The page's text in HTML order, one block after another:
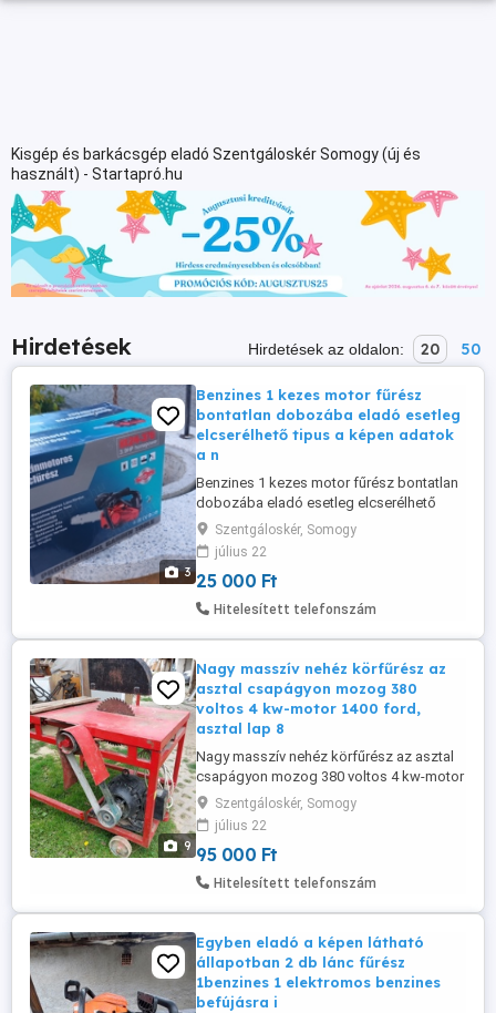
Kisgép és barkácsgép eladó Szentgáloskér Somogy (új és
használt) - Startapró.hu
Hirdetések Hirdetések az oldalon: 20 50
3
Benzines 1 kezes motor fűrész
bontatlan dobozába eladó esetleg
elcserélhető tipus a képen adatok
a n
Benzines 1 kezes motor fűrész bontatlan
dobozába eladó esetleg elcserélhető
tipus a képen adatok a neten is.Ár; 25 ezer
ft.
Szentgáloskér, Somogy
július 22
25 000 Ft
Hitelesített telefonszám
9
Nagy masszív nehéz körfűrész az
asztal csapágyon mozog 380
voltos 4 kw-motor 1400 ford,
asztal lap 8
Nagy masszív nehéz körfűrész az asztal
csapágyon mozog 380 voltos 4 kw-motor
1400 ford, asztal lap 86 x 115 cm
magasság 86 cm. A tárcsalap acél 38 cm
(nem betétes) egy élezés ráfér de szépen
fut a képen látható állapotba. Keréken
gurul 2 fogantyú lapos szíjas hajtás 40 x
Szentgáloskér, Somogy
július 22
95 000 Ft
Hitelesített telefonszám
Egyben eladó a képen látható
állapotban 2 db lánc fűrész
1benzines 1 elektromos benzines
befújásra i